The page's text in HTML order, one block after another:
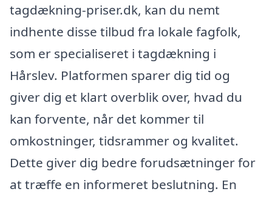
tagdækning-priser.dk, kan du nemt
indhente disse tilbud fra lokale fagfolk,
som er specialiseret i tagdækning i
Hårslev. Platformen sparer dig tid og
giver dig et klart overblik over, hvad du
kan forvente, når det kommer til
omkostninger, tidsrammer og kvalitet.
Dette giver dig bedre forudsætninger for
at træffe en informeret beslutning. En